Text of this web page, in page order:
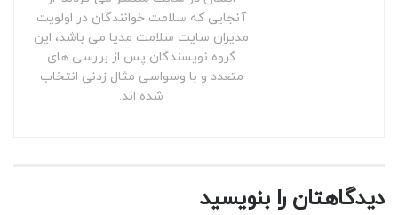
آنجایی که سلامت خوانندگان در اولویت
مدیران سایت سلامت مدیا می باشد، این
گروه نویسندگان پس از بررسی های
متعدد و با وسواسی مثال زدنی انتخاب
شده اند.
دیدگاهتان را بنویسید